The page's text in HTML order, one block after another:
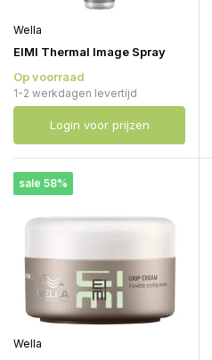
Wella
EIMI Thermal Image Spray
Op voorraad
1-2 werkdagen levertijd
Login voor prijzen
sale 58%
Wella